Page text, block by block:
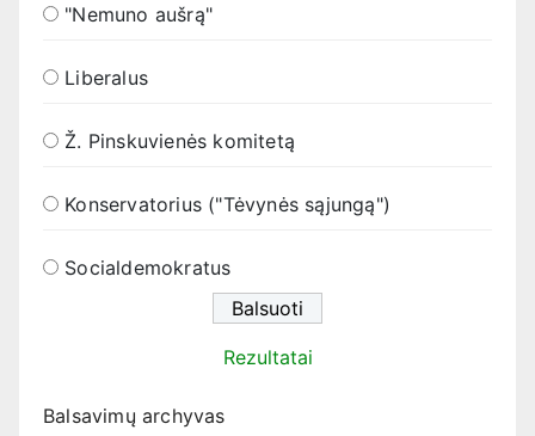
"Nemuno aušrą"
Liberalus
Ž. Pinskuvienės komitetą
Konservatorius ("Tėvynės sąjungą")
Socialdemokratus
Rezultatai
Balsavimų archyvas